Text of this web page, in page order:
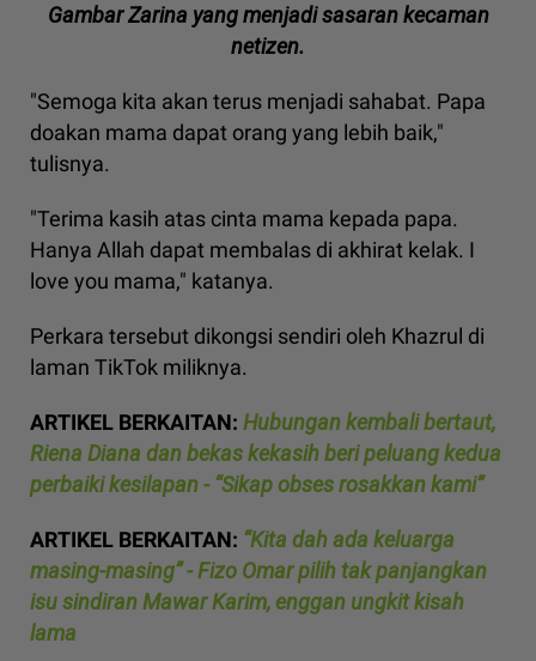
Gambar Zarina yang menjadi sasaran kecaman
netizen.
"Semoga kita akan terus menjadi sahabat. Papa
doakan mama dapat orang yang lebih baik,"
tulisnya.
"Terima kasih atas cinta mama kepada papa.
Hanya Allah dapat membalas di akhirat kelak. I
love you mama," katanya.
Perkara tersebut dikongsi sendiri oleh Khazrul di
laman TikTok miliknya.
ARTIKEL BERKAITAN: Hubungan kembali bertaut,
Riena Diana dan bekas kekasih beri peluang kedua
perbaiki kesilapan - “Sikap obses rosakkan kami”
ARTIKEL BERKAITAN: “Kita dah ada keluarga
masing-masing” - Fizo Omar pilih tak panjangkan
isu sindiran Mawar Karim, enggan ungkit kisah
lama